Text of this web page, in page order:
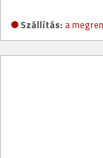
Szállítás: a